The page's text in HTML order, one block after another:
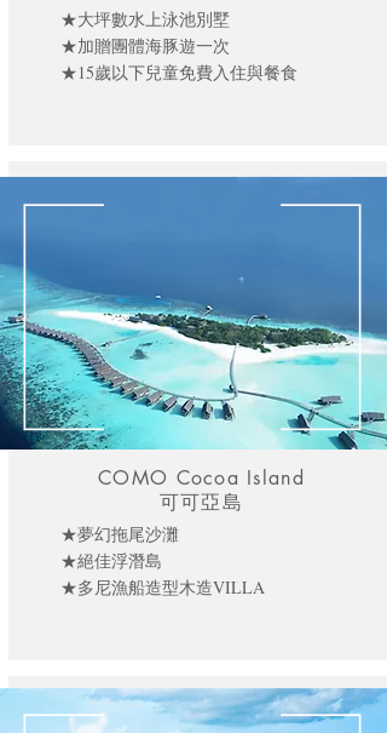
★大坪數水上泳池別墅
★加贈團體海豚遊一次
★15歲以下兒童免費入住與餐食
COMO Cocoa Island
可可亞島
★夢幻拖尾沙灘
★絕佳浮潛島
★多尼漁船造型木造VILLA